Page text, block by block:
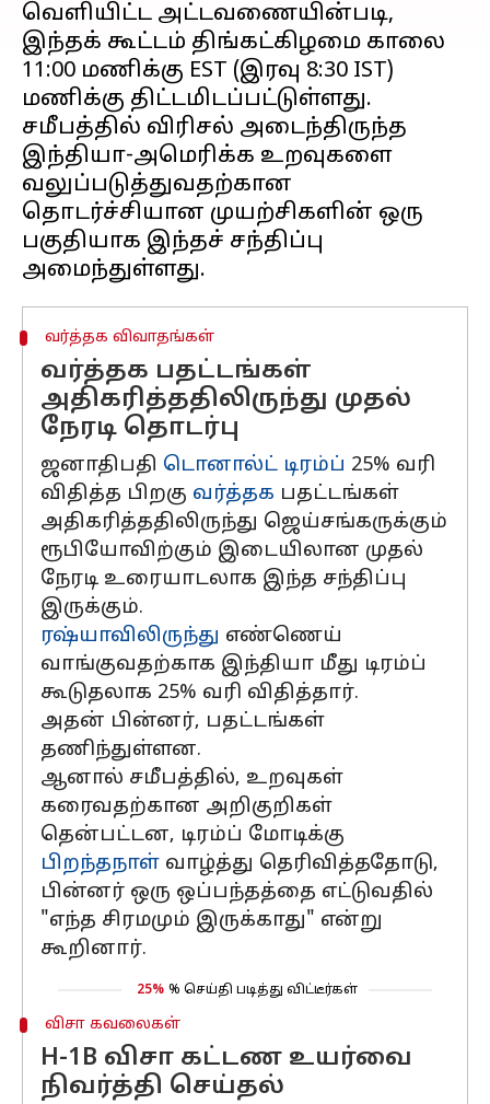
வெளியிட்ட அட்டவணையின்படி,
இந்தக் கூட்டம் திங்கட்கிழமை காலை
11:00 மணிக்கு EST (இரவு 8:30 IST)
மணிக்கு திட்டமிடப்பட்டுள்ளது.
சமீபத்தில் விரிசல் அடைந்திருந்த
இந்தியா-அமெரிக்க உறவுகளை
வலுப்படுத்துவதற்கான
தொடர்ச்சியான முயற்சிகளின் ஒரு
பகுதியாக இந்தச் சந்திப்பு
வர்த்தக விவாதங்கள்
வர்த்தக பதட்டங்கள்
அதிகரித்ததிலிருந்து முதல்
நேரடி தொடர்பு
ஜனாதிபதி டொனால்ட் டிரம்ப் 25% வரி
விதித்த பிறகு வர்த்தக பதட்டங்கள்
அதிகரித்ததிலிருந்து ஜெய்சங்கருக்கும்
ரூபியோவிற்கும் இடையிலான முதல்
நேரடி உரையாடலாக இந்த சந்திப்பு
இருக்கும்.
ரஷ்யாவிலிருந்து எண்ணெய்
வாங்குவதற்காக இந்தியா மீது டிரம்ப்
கூடுதலாக 25% வரி விதித்தார்.
அதன் பின்னர், பதட்டங்கள்
தணிந்துள்ளன.
ஆனால் சமீபத்தில், உறவுகள்
கரைவதற்கான அறிகுறிகள்
தென்பட்டன, டிரம்ப் மோடிக்கு
பிறந்தநாள் வாழ்த்து தெரிவித்ததோடு,
பின்னர் ஒரு ஒப்பந்தத்தை எட்டுவதில்
"எந்த சிரமமும் இருக்காது" என்று
கூறினார்.
25% % செய்தி படித்து விட்டீர்கள்
விசா கவலைகள்
H-1B விசா கட்டண உயர்வை
நிவர்த்தி செய்தல்